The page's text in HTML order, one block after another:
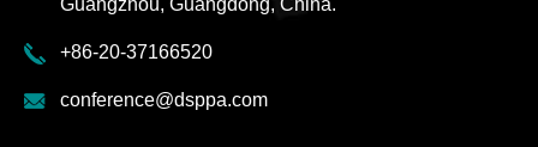
Guangzhou, Guangdong, China.
+86-20-37166520
conference@dsppa.com